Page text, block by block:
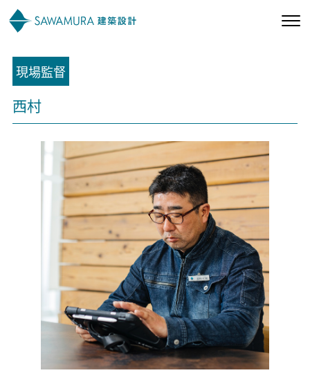
お客様の声
会社案内
オーナー様向け
モデルハウス イベント参加
資料請求 相談予約
現場監督
西村